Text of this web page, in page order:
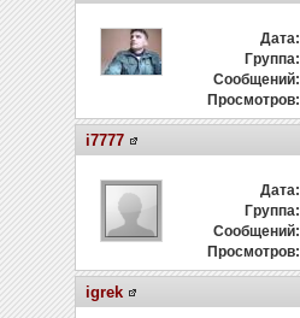
Дата:
Группа:
Сообщений:
Просмотров:
i7777
Дата:
Группа:
Сообщений:
Просмотров:
igrek